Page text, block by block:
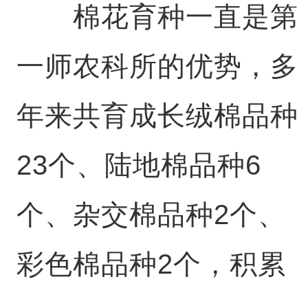
棉花育种一直是第
一师农科所的优势，多
年来共育成长绒棉品种
23个、陆地棉品种6
个、杂交棉品种2个、
彩色棉品种2个，积累